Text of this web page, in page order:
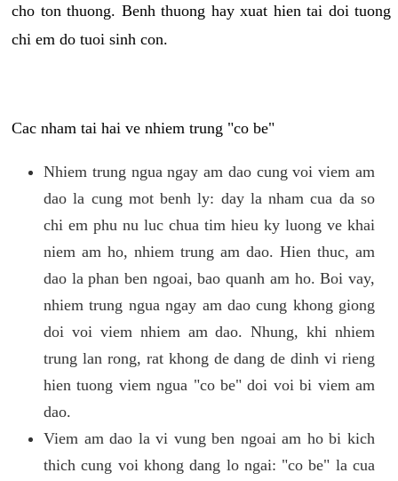
cho ton thuong. Benh thuong hay xuat hien tai doi tuong
chi em do tuoi sinh con.
Cac nham tai hai ve nhiem trung "co be"
Nhiem trung ngua ngay am dao cung voi viem am
dao la cung mot benh ly: day la nham cua da so
chi em phu nu luc chua tim hieu ky luong ve khai
niem am ho, nhiem trung am dao. Hien thuc, am
dao la phan ben ngoai, bao quanh am ho. Boi vay,
nhiem trung ngua ngay am dao cung khong giong
doi voi viem nhiem am dao. Nhung, khi nhiem
trung lan rong, rat khong de dang de dinh vi rieng
hien tuong viem ngua "co be" doi voi bi viem am
dao.
Viem am dao la vi vung ben ngoai am ho bi kich
thich cung voi khong dang lo ngai: "co be" la cua